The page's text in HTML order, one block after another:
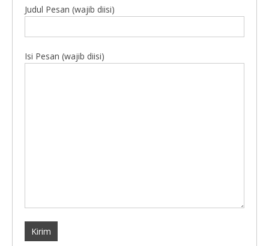
Judul Pesan (wajib diisi)
Isi Pesan (wajib diisi)